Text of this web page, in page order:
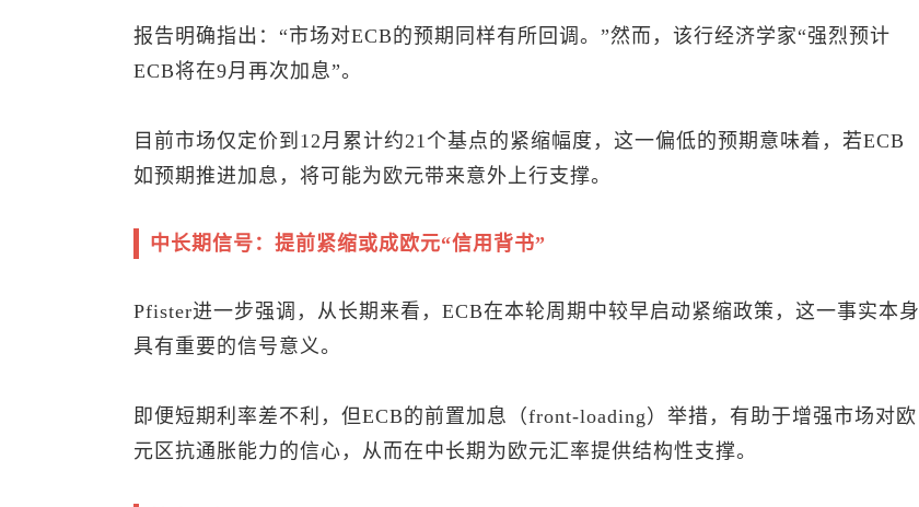
报告明确指出：“市场对ECB的预期同样有所回调。”然而，该行经济学家“强烈预计
ECB将在9月再次加息”。
目前市场仅定价到12月累计约21个基点的紧缩幅度，这一偏低的预期意味着，若ECB
如预期推进加息，将可能为欧元带来意外上行支撑。
中长期信号：提前紧缩或成欧元“信用背书”
Pfister进一步强调，从长期来看，ECB在本轮周期中较早启动紧缩政策，这一事实本身
具有重要的信号意义。
即便短期利率差不利，但ECB的前置加息（front-loading）举措，有助于增强市场对欧
元区抗通胀能力的信心，从而在中长期为欧元汇率提供结构性支撑。